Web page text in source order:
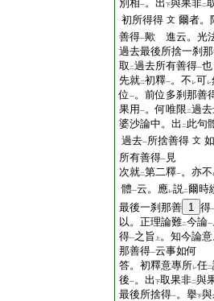
別相一。出 下與果非二
初所得得 文 爾者。
善得一歟 進云。光
過去最後所捨一刹
取 二過去所有善得一也
先就二初釋一。不 レ可レ
位 一。前位多刹那善
果用 一。何唯限 二過
婆沙論中。出 二 此句
過去一所捨善得 文 如
所有善得一 見
次就二第二釋一。亦不
體一云。應レ説二爾時
最後一刹那善 1 得
以。正理論難二今論一
得一之旨 上 。知今論
那善得一云事如何
答。初釋意專所レ任二
後一。出 下取果非二與
最後所捨得一。擧下